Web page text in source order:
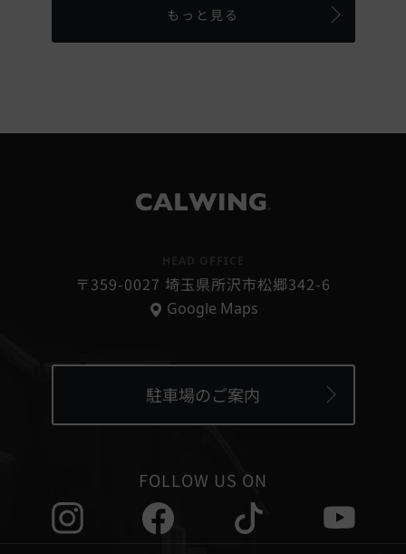
もっと見る
〒359-0027 埼玉県所沢市松郷342-6
Google Maps
駐車場のご案内
FOLLOW US ON